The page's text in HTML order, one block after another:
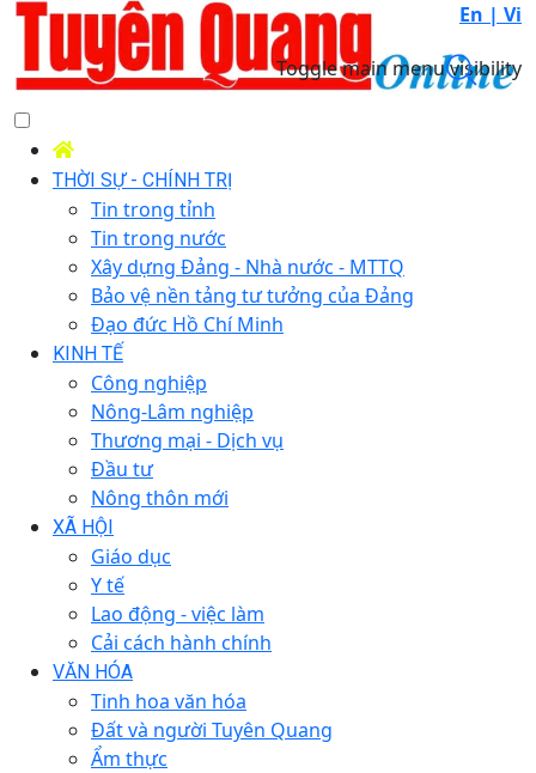
En | Vi
Toggle main menu visibility
THỜI SỰ - CHÍNH TRỊ
Tin trong tỉnh
Tin trong nước
Xây dựng Đảng - Nhà nước - MTTQ
Bảo vệ nền tảng tư tưởng của Đảng
Đạo đức Hồ Chí Minh
KINH TẾ
Công nghiệp
Nông-Lâm nghiệp
Thương mại - Dịch vụ
Đầu tư
Nông thôn mới
XÃ HỘI
Giáo dục
Y tế
Lao động - việc làm
Cải cách hành chính
VĂN HÓA
Tinh hoa văn hóa
Đất và người Tuyên Quang
Ẩm thực